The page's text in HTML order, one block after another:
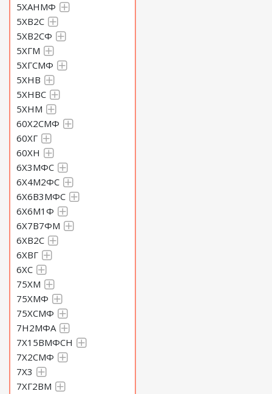
5ХАНМФ
5ХВ2С
5ХВ2СФ
5ХГМ
5ХГСМФ
5ХНВ
5ХНВС
5ХНМ
60Х2СМФ
60ХГ
60ХН
6Х3МФС
6Х4М2ФС
6Х6В3МФС
6Х6М1Ф
6Х7В7ФМ
6ХВ2С
6ХВГ
6ХС
75ХМ
75ХМФ
75ХСМФ
7Н2МФА
7Х15ВМФСН
7Х2СМФ
7Х3
7ХГ2ВМ